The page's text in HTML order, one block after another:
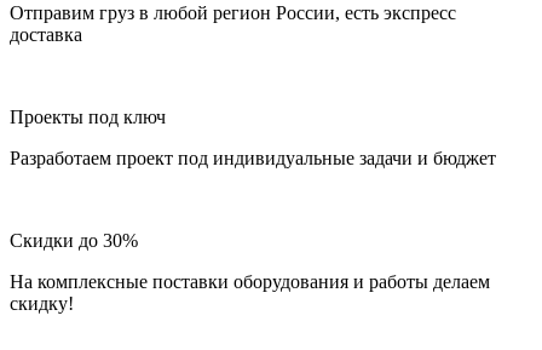
Отправим груз в любой регион России, есть экспресс
доставка
Проекты под ключ
Разработаем проект под индивидуальные задачи и бюджет
Скидки до 30%
На комплексные поставки оборудования и работы делаем
скидку!